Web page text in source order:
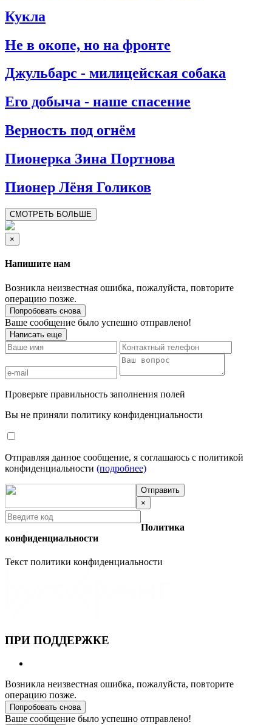
Кукла
Не в окопе, но на фронте
Джульбарс - милицейская собака
Его добыча - наше спасение
Верность под огнём
Пионерка Зина Портнова
Пионер Лёня Голиков
СМОТРЕТЬ БОЛЬШЕ
×
Напишите нам
Возникла неизвестная ошибка, пожалуйста, повторите
операцию позже.
Попробовать снова
Ваше сообщение было успешно отправлено!
Написать еще
Проверьте правильность заполнения полей
Вы не приняли политику конфиденциальности
Отправляя данное сообщение, я соглашаюсь с политикой
конфиденциальности (подробнее)
Отправить
×
Политика
конфиденциальности
Текст политики конфиденциальности
ПРИ ПОДДЕРЖКЕ
Возникла неизвестная ошибка, пожалуйста, повторите
операцию позже.
Попробовать снова
Ваше сообщение было успешно отправлено!